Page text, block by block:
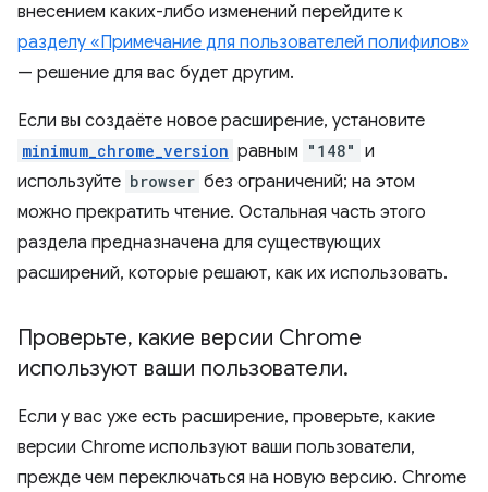
внесением каких-либо изменений перейдите к
разделу «Примечание для пользователей полифилов»
— решение для вас будет другим.
Если вы создаёте новое расширение, установите
minimum_chrome_version равным "148" и
используйте browser без ограничений; на этом
можно прекратить чтение. Остальная часть этого
раздела предназначена для существующих
расширений, которые решают, как их использовать.
Проверьте, какие версии Chrome
используют ваши пользователи.
Если у вас уже есть расширение, проверьте, какие
версии Chrome используют ваши пользователи,
прежде чем переключаться на новую версию. Chrome